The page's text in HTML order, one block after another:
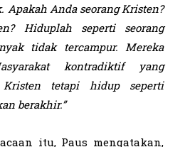
Apakah Anda seorang Kristen?
Hiduplah seperti seorang
tidak tercampur. Mereka
kontradiktif yang
Kristen tetapi hidup seperti
berakhir.”
itu, Paus mengatakan,